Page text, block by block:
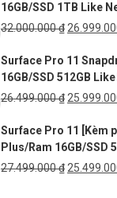
16GB/SSD 1TB Like
32.000.000₫ Giá
là:
Surface Pro 11
16GB/SSD 512GB
26.499.000₫ Giá
là:
Surface Pro 11 [Kèm
Plus/Ram 16GB/SSD
27.499.000₫ Giá